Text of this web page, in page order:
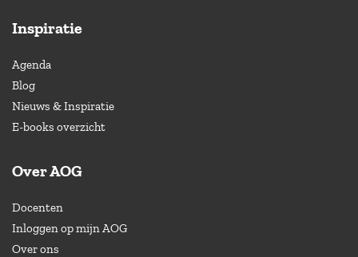
Inspiratie
Agenda
Blog
Nieuws & Inspiratie
E-books overzicht
Over AOG
Docenten
Inloggen op mijn AOG
Over ons